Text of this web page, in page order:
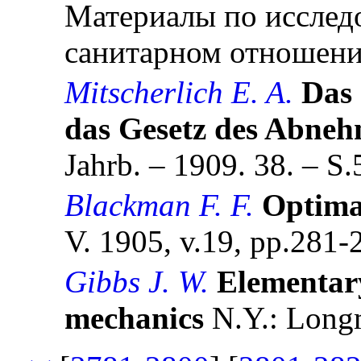
Материалы по
санитарном
Mitscherlich E. A.
das Gesetz des
Jahrb. – 1909. 38. –
Blackman F. F.
V. 1905, v.19, pp.281-
Gibbs J. W.
mechanics N.Y.: